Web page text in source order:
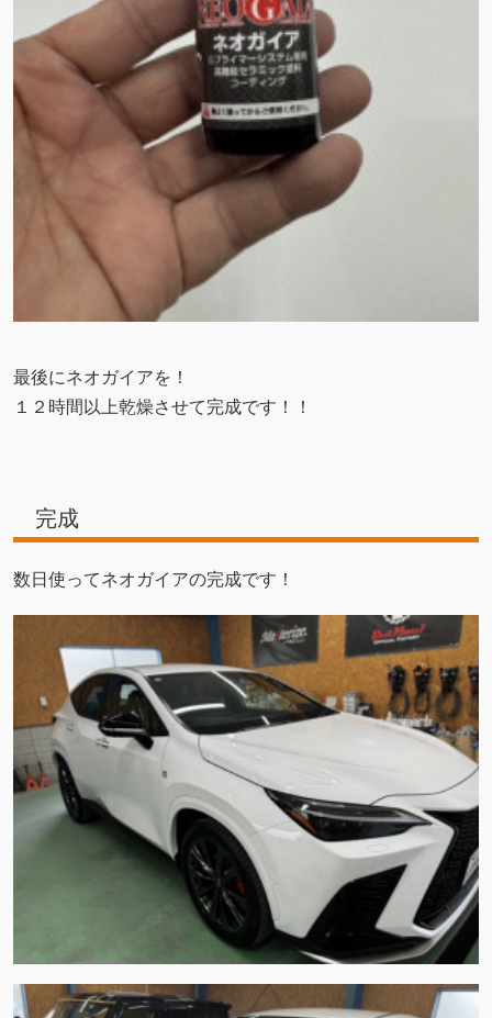
最後にネオガイアを！
１２時間以上乾燥させて完成です！！
完成
数日使ってネオガイアの完成です！